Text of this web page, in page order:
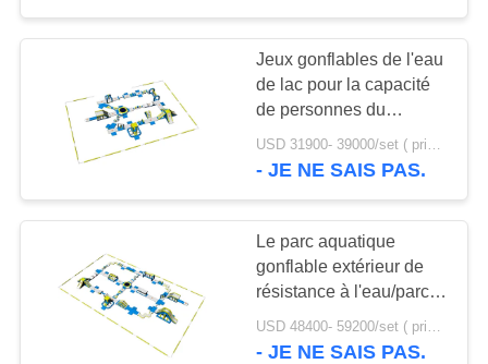
CONTACTEZ-
DEMANDEZ
CITATION
PLAN
Sports aquatiques
gonflables simples
Jeux gonflables de l'eau
de lac pour la capacité
de personnes du
maximum 100 d'adultes
- JE NE SAIS PAS.
Le parc aquatique
gonflable extérieur de
résistance à l'eau/parc
aquatique de flottement
projette
USD 48400- 59200/set ( price just for reference, detailed prices need to be confirmed) MOQ:1 pc
- JE NE SAIS PAS.